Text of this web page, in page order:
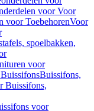
voor Voor
voor ToebehorenVoor
spoelbakken,
voor
Buissifons,
Buissifons,
voor